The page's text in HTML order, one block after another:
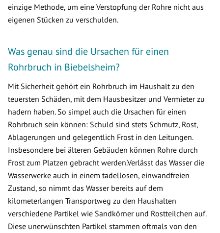
einzige Methode, um eine Verstopfung der Rohre nicht aus
eigenen Stücken zu verschulden.
Was genau sind die Ursachen für einen
Rohrbruch in Biebelsheim?
Mit Sicherheit gehört ein Rohrbruch im Haushalt zu den
teuersten Schäden, mit dem Hausbesitzer und Vermieter zu
hadern haben. So simpel auch die Ursachen für einen
Rohrbruch sein können: Schuld sind stets Schmutz, Rost,
Ablagerungen und gelegentlich Frost in den Leitungen.
Insbesondere bei älteren Gebäuden können Rohre durch
Frost zum Platzen gebracht werden.Verlässt das Wasser die
Wasserwerke auch in einem tadellosen, einwandfreien
Zustand, so nimmt das Wasser bereits auf dem
kilometerlangen Transportweg zu den Haushalten
verschiedene Partikel wie Sandkörner und Rostteilchen auf.
Diese unerwünschten Partikel stammen oftmals von den